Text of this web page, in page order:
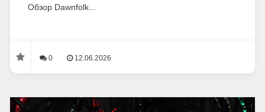
Обзор Dawnfolk...
0 12.06.2026